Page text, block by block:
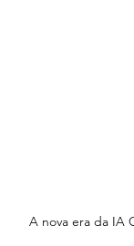
A nova era da IA